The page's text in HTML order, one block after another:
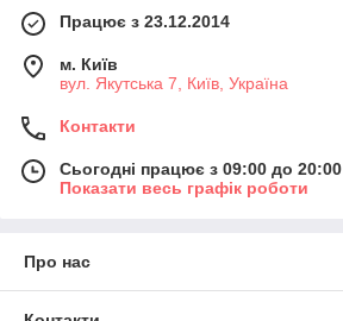
Працює з 23.12.2014
м. Київ
вул. Якутська 7, Київ, Україна
Контакти
Сьогодні працює з 09:00 до 20:00
Показати весь графік роботи
Про нас